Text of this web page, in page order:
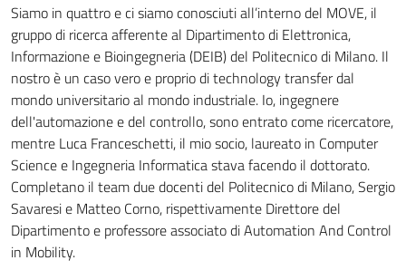
Siamo in quattro e ci siamo conosciuti all’interno del MOVE, il
gruppo di ricerca afferente al Dipartimento di Elettronica,
Informazione e Bioingegneria (DEIB) del Politecnico di Milano. Il
nostro è un caso vero e proprio di technology transfer dal
mondo universitario al mondo industriale. Io, ingegnere
dell'automazione e del controllo, sono entrato come ricercatore,
mentre Luca Franceschetti, il mio socio, laureato in Computer
Science e Ingegneria Informatica stava facendo il dottorato.
Completano il team due docenti del Politecnico di Milano, Sergio
Savaresi e Matteo Corno, rispettivamente Direttore del
Dipartimento e professore associato di Automation And Control
in Mobility.